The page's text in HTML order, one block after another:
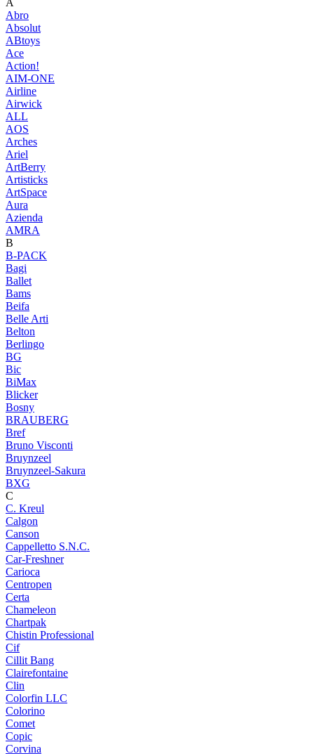
A
Abro
Absolut
ABtoys
Ace
Action!
AIM-ONE
Airline
Airwick
ALL
AOS
Arches
Ariel
ArtBerry
Artisticks
ArtSpace
Aura
Azienda
AМRA
B
B-PACK
Bagi
Ballet
Bams
Beifa
Belle Arti
Belton
Berlingo
BG
Bic
BiMax
Blicker
Bosny
BRAUBERG
Bref
Bruno Visconti
Bruynzeel
Bruynzeel-Sakura
BXG
C
C. Kreul
Calgon
Canson
Cappelletto S.N.C.
Car-Freshner
Carioca
Centropen
Certa
Chameleon
Chartpak
Chistin Professional
Cif
Cillit Bang
Clairefontaine
Clin
Colorfin LLC
Colorino
Comet
Copic
Corvina